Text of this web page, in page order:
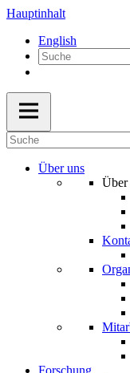
Hauptinhalt
English
Über uns
Über
Forschung